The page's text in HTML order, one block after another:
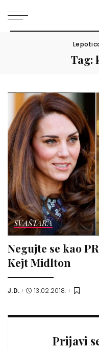
Tag:
SVAŠTARA
Negujte se kao
Kejt Midlton
Posted
J.D. 13.02.2018.
Prijavi